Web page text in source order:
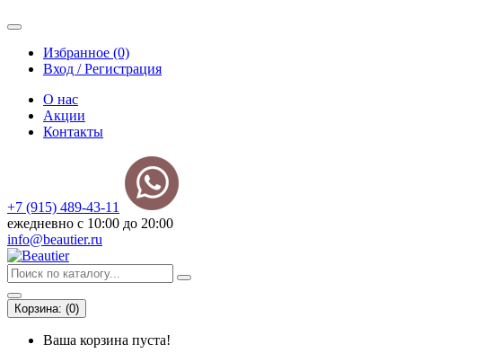
Избранное (0)
Вход / Регистрация
О нас
Акции
Контакты
+7 (915) 489-43-11
ежедневно с 10:00 до 20:00
info@beautier.ru
Корзина: (0)
Ваша корзина пуста!